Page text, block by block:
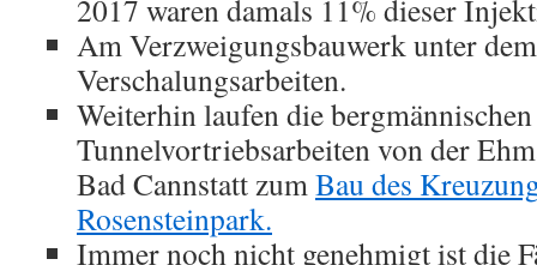
2017 waren damals 11% dieser
Am Verzweigungsbauwerk unter
Verschalungsarbeiten.
Weiterhin laufen die bergmännischen
Tunnelvortriebsarbeiten von der
Bad Cannstatt zumBau des
Rosensteinpark.
Immer noch nicht genehmigt ist die